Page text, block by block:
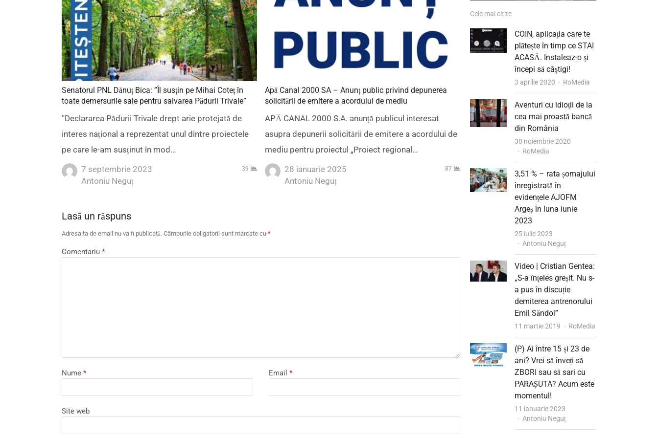
Senatorul PNL Dănuț Bica: ”Îl susțin pe Mihai Coteț în
toate demersurile sale pentru salvarea Pădurii Trivale”
”Declararea Pădurii Trivale drept arie protejată de
interes național a reprezentat unul dintre proiectele
pe care le-am susținut în mod…
7 septembrie 2023
Author
Antoniu Neguț
39
Apă Canal 2000 SA – Anunț public privind depunerea
solicitării de emitere a acordului de mediu
APĂ CANAL 2000 S.A. anunță publicul interesat
asupra depunerii solicitării de emitere a acordului de
mediu pentru proiectul „Proiect regional…
28 ianuarie 2025
Author
Antoniu Neguț
87
Lasă un răspuns
Adresa ta de email nu va fi publicată. Câmpurile obligatorii sunt marcate cu *
Comentariu *
Nume * Email*
Site web
Cele mai citite
COIN, aplicația care te
plătește în timp ce STAI
ACASĂ. Instaleaz-o și
începi să câștigi!
3 aprilie 2020 Author
RoMedia
Aventuri cu idioții de la
cea mai proastă bancă
din România
30 noiembrie 2020
Author
RoMedia
3,51 % – rata șomajului
înregistrată în
evidențele AJOFM
Argeș în luna iunie
2023
25 iulie 2023
Author
Antoniu Neguț
Video | Cristian Gentea:
„S-a înțeles greșit. Nu s-
a pus în discuție
demiterea antrenorului
Emil Săndoi”
11 martie 2019 Author
RoMedia
(P) Ai între 15 și 23 de
ani? Vrei să înveți să
ZBORI sau să sari cu
PARAȘUTA? Acum este
momentul!
11 ianuarie 2023
Author
Antoniu Neguț